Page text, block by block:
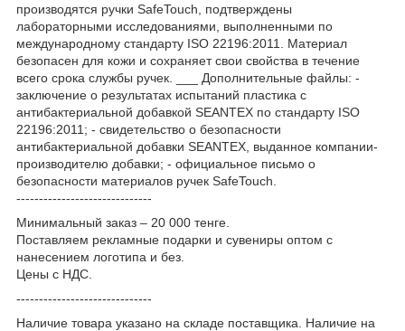
производятся ручки SafeTouch, подтверждены
лабораторными исследованиями, выполненными по
международному стандарту ISO 22196:2011. Материал
безопасен для кожи и сохраняет свои свойства в течение
всего срока службы ручек. ___ Дополнительные файлы: -
заключение о результатах испытаний пластика c
антибактериальной добавкой SEANTEX по стандарту ISO
22196:2011; - свидетельство о безопасности
антибактериальной добавки SEANTEX, выданное компании-
производителю добавки; - официальное письмо о
безопасности материалов ручек SafeTouch.
------------------------------
Минимальный заказ – 20 000 тенге.
Поставляем рекламные подарки и сувениры оптом с
нанесением логотипа и без.
Цены с НДС.
------------------------------
Наличие товара указано на складе поставщика. Наличие на